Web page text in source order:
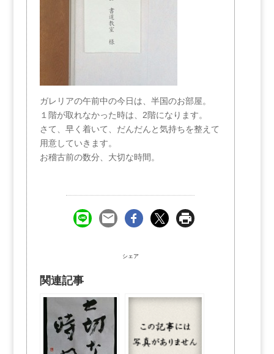
ガレリアの午前中の今日は、半国のお部屋。
１階が取れなかった時は、2階になります。
さて、早く着いて、だんだんと気持ちを整えて
用意していきます。
お稽古前の数分、大切な時間。
シェア
関連記事